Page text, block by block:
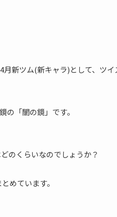
新ツム(新キャラ)として、ツ
の「闇の鏡」です。
のくらいなのでしょうか？
めています。